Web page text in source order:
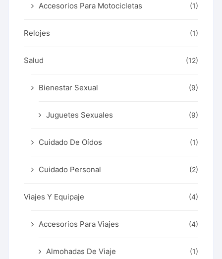
Accesorios Para Motocicletas (1)
Relojes (1)
Salud (12)
Bienestar Sexual (9)
Juguetes Sexuales (9)
Cuidado De Oídos (1)
Cuidado Personal (2)
Viajes Y Equipaje (4)
Accesorios Para Viajes (4)
Almohadas De Viaje (1)